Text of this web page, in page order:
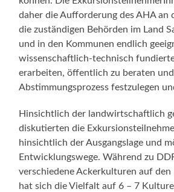
daher die Aufforderung des AHA an
die zuständigen Behörden im Land
und in den Kommunen endlich
wissenschaftlich-technisch
erarbeiten, öffentlich zu beraten
Abstimmungsprozess festzulegen
Hinsichtlich der landwirtschaftlich
diskutierten die
hinsichtlich der Ausgangslage und
Entwicklungswege. Während zu
verschiedene Ackerkulturen auf den
hat sich die Vielfalt auf 6 – 7